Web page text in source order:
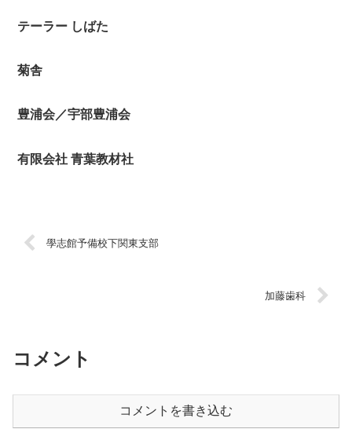
テーラー しばた
菊舎
豊浦会／宇部豊浦会
有限会社 青葉教材社
學志館予備校下関東支部
加藤歯科
コメント
コメントを書き込む